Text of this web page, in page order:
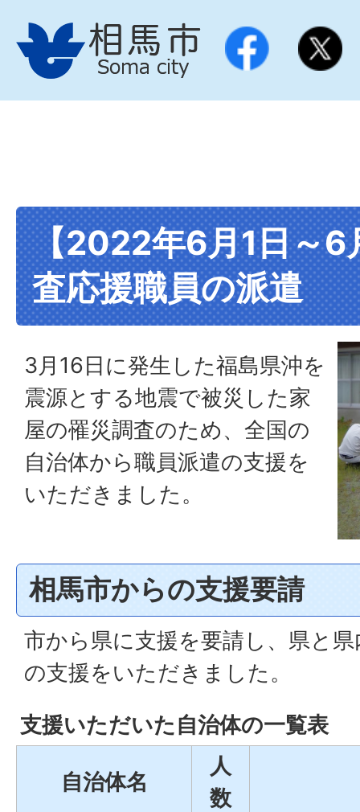
【2022年6月1日～6
査応援職員の派遣
3月16日に発生した福島県沖を
震源とする地震で被災した家
屋の罹災調査のため、全国の
自治体から職員派遣の支援を
いただきました。
相馬市からの支援要請
市から県に支援を要請し、県と
の支援をいただきました。
支援いただいた自治体の一覧表
自治体名
人
数